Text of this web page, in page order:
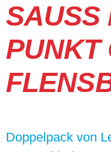
SAUSS
UNKT
Doppelpack von